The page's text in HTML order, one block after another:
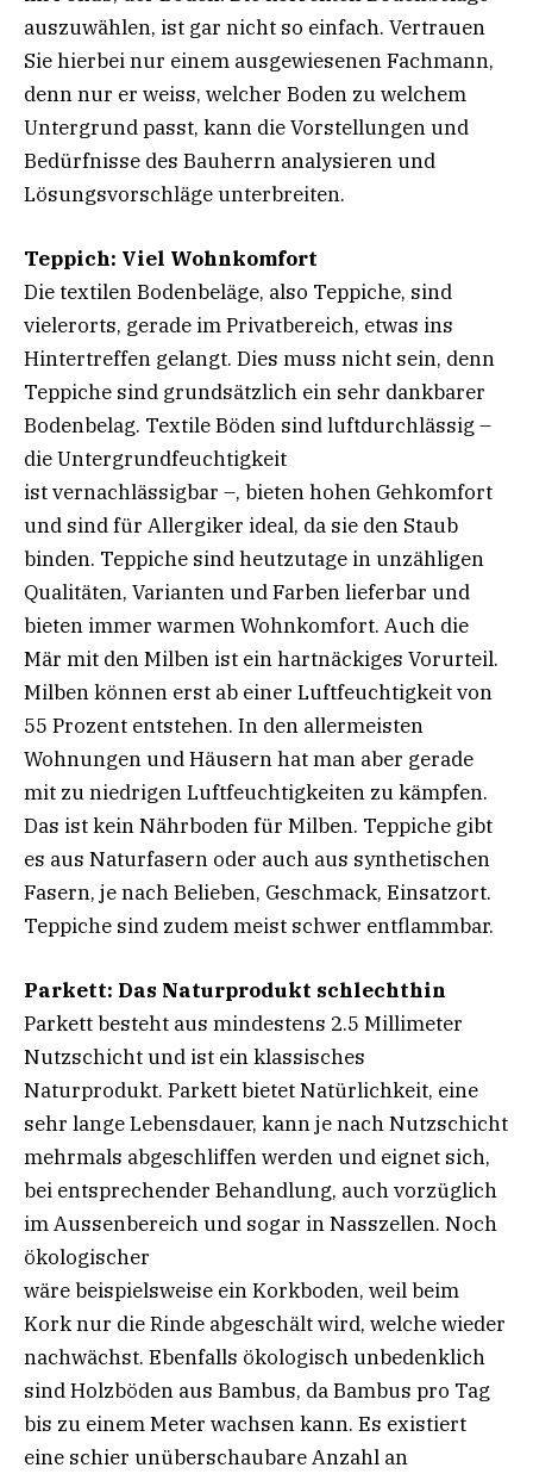
auszuwählen, ist gar nicht so einfach. Vertrauen
Sie hierbei nur einem ausgewiesenen Fachmann,
denn nur er weiss, welcher Boden zu welchem
Untergrund passt, kann die Vorstellungen und
Bedürfnisse des Bauherrn analysieren und
Lösungsvorschläge unterbreiten.
Teppich: Viel Wohnkomfort
Die textilen Bodenbeläge, also Teppiche, sind
vielerorts, gerade im Privatbereich, etwas ins
Hintertreffen gelangt. Dies muss nicht sein, denn
Teppiche sind grundsätzlich ein sehr dankbarer
Bodenbelag. Textile Böden sind luftdurchlässig –
die Untergrundfeuchtigkeit
ist vernachlässigbar –, bieten hohen Gehkomfort
und sind für Allergiker ideal, da sie den Staub
binden. Teppiche sind heutzutage in unzähligen
Qualitäten, Varianten und Farben lieferbar und
bieten immer warmen Wohnkomfort. Auch die
Mär mit den Milben ist ein hartnäckiges Vorurteil.
Milben können erst ab einer Luftfeuchtigkeit von
55 Prozent entstehen. In den allermeisten
Wohnungen und Häusern hat man aber gerade
mit zu niedrigen Luftfeuchtigkeiten zu kämpfen.
Das ist kein Nährboden für Milben. Teppiche gibt
es aus Naturfasern oder auch aus synthetischen
Fasern, je nach Belieben, Geschmack, Einsatzort.
Teppiche sind zudem meist schwer entflammbar.
Parkett: Das Naturprodukt schlechthin
Parkett besteht aus mindestens 2.5 Millimeter
Nutzschicht und ist ein klassisches
Naturprodukt. Parkett bietet Natürlichkeit, eine
sehr lange Lebensdauer, kann je nach Nutzschicht
mehrmals abgeschliffen werden und eignet sich,
bei entsprechender Behandlung, auch vorzüglich
im Aussenbereich und sogar in Nasszellen. Noch
ökologischer
wäre beispielsweise ein Korkboden, weil beim
Kork nur die Rinde abgeschält wird, welche wieder
nachwächst. Ebenfalls ökologisch unbedenklich
sind Holzböden aus Bambus, da Bambus pro Tag
bis zu einem Meter wachsen kann. Es existiert
eine schier unüberschaubare Anzahl an